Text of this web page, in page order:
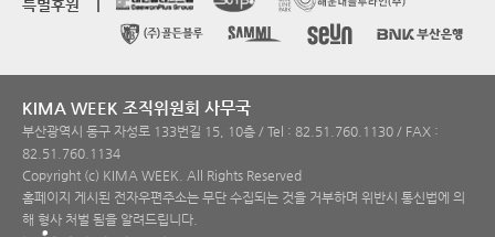
특별후원
KIMA WEEK 조직위원회 사무국
부산광역시 동구 자성로 133번길 15, 10층 / Tel : 82.51.760.1130 / FAX :
82.51.760.1134
Copyright (c) KIMA WEEK. All Rights Reserved
홈페이지 게시된 전자우편주소는 무단 수집되는 것을 거부하며 위반시 통신법에 의
해 형사 처벌 됨을 알려드립니다.